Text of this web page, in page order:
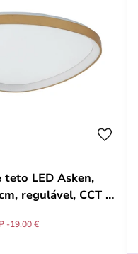
teto LED Asken,
regulável, CCT -
-19,00 €